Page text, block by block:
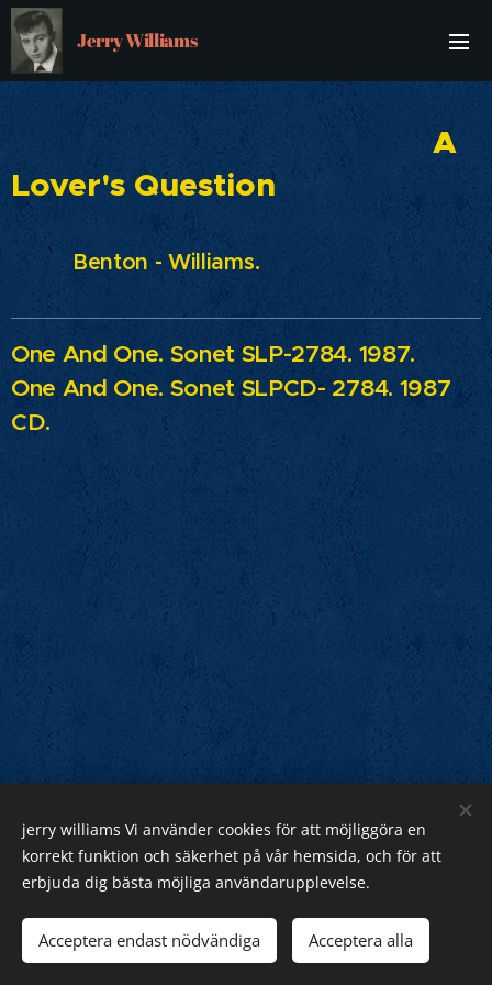
Jerry Williams
A
Lover's Question
Benton - Williams.
One And One. Sonet SLP-2784. 1987.
One And One. Sonet SLPCD- 2784. 1987
CD.
Jerry Williams
Sveriges Rock Kung.
Webnode Cookies
jerry williams Vi använder cookies för att möjliggöra en
korrekt funktion och säkerhet på vår hemsida, och för att
erbjuda dig bästa möjliga användarupplevelse.
Acceptera endast nödvändiga Acceptera alla